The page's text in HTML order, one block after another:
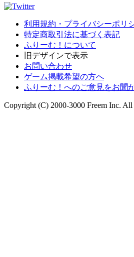
利用規約・プライバシーポリ
特定商取引法に基づく表記
ふりーむ！について
旧デザインで表示
お問い合わせ
ゲーム掲載希望の方へ
ふりーむ！へのご意見をお聞
Copyright (C) 2000-3000 Freem Inc. All